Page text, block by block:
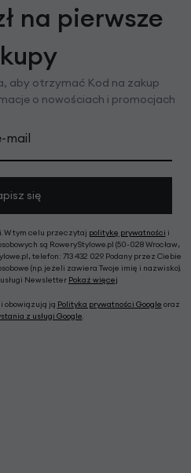
na pierwsze
aby otrzymać Kod na zakup
o nowościach i promocjach
mail
się
W tym celu przeczytaj politykę prywatności i
są RoweryStylowe.pl (50-028 Wrocław,
telefon: 713 432 029. Podany przez Ciebie
(np. jeżeli zawiera Twoje imię i nazwisko).
Newsletter Pokaż więcej
obowiązują ją Polityka prywatności Google oraz
z usługi Google.